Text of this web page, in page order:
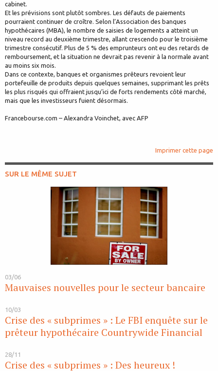
cabinet.
Et les prévisions sont plutôt sombres. Les défauts de paiements
pourraient continuer de croître. Selon l’Association des banques
hypothécaires (MBA), le nombre de saisies de logements a atteint un
niveau record au deuxième trimestre, allant crescendo pour le troisième
trimestre consécutif. Plus de 5 % des emprunteurs ont eu des retards de
remboursement, et la situation ne devrait pas revenir à la normale avant
au moins six mois.
Dans ce contexte, banques et organismes prêteurs revoient leur
portefeuille de produits depuis quelques semaines, supprimant les prêts
les plus risqués qui offraient jusqu’ici de forts rendements côté marché,
mais que les investisseurs fuient désormais.
Francebourse.com – Alexandra Voinchet, avec AFP
Imprimer cette page
SUR LE MÊME SUJET
03/06
Mauvaises nouvelles pour le secteur bancaire
10/03
Crise des « subprimes » : Le FBI enquête sur le
prêteur hypothécaire Countrywide Financial
28/11
Crise des « subprimes » : Des heureux !